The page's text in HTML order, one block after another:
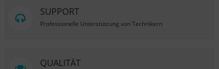
SUPPORT
Professionelle Unterstützung von Technikern
QUALITÄT